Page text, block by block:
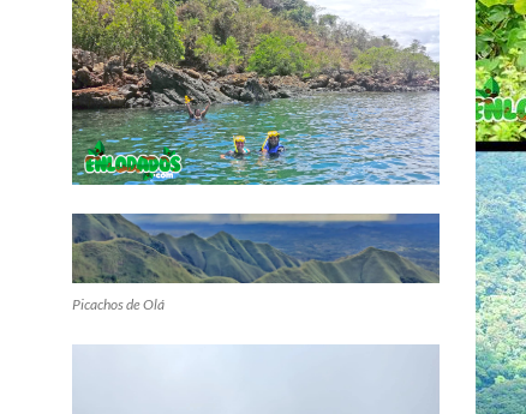
Picachos de Olá